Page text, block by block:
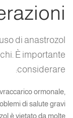
di anastrozol
È importante
considerare:
ormonale,
di salute gravi.
è vietato da molte